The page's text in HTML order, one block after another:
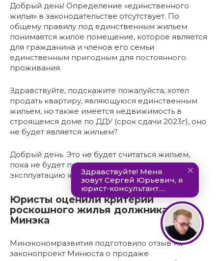
Добрый день! Определение «единственного
жилья» в законодательстве отсутствует. По
общему правилу под единственным жильем
понимается жилое помещение, которое является
для гражданина и членов его семьи
единственным пригодным для постоянного
проживания.
Здравствуйте, подскажите пожалуйста, хотел
продать квартиру, являющуюся единственным
жильем, но также имеется недвижимость в
строящемся доме по ДДУ (срок сдачи 2023г), оно
не будет является жильем?
Добрый день. Это не будет считаться жильем,
пока не будет получено разрешение на ввод в
эксплуатацию жилого помещения
Юристы оценили критерии
роскошного жилья должника от
Минэка
Минэкономразвития подготовило отзыв на
законопроект Минюста о продаже